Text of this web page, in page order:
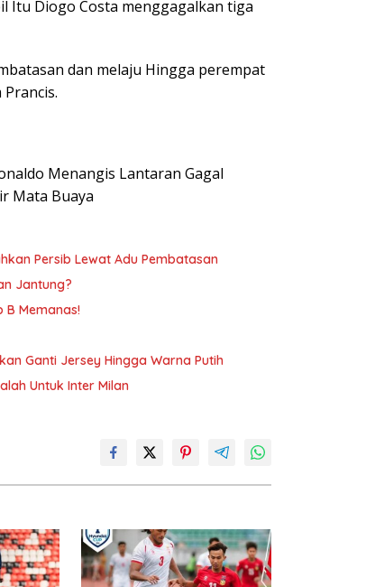
Itu Diogo Costa menggagalkan tiga
dan melaju Hingga perempat
Menangis Lantaran Gagal
Mata Buaya
Persib Lewat Adu Pembatasan
Jantung?
B Memanas!
Ganti Jersey Hingga Warna Putih
Untuk Inter Milan